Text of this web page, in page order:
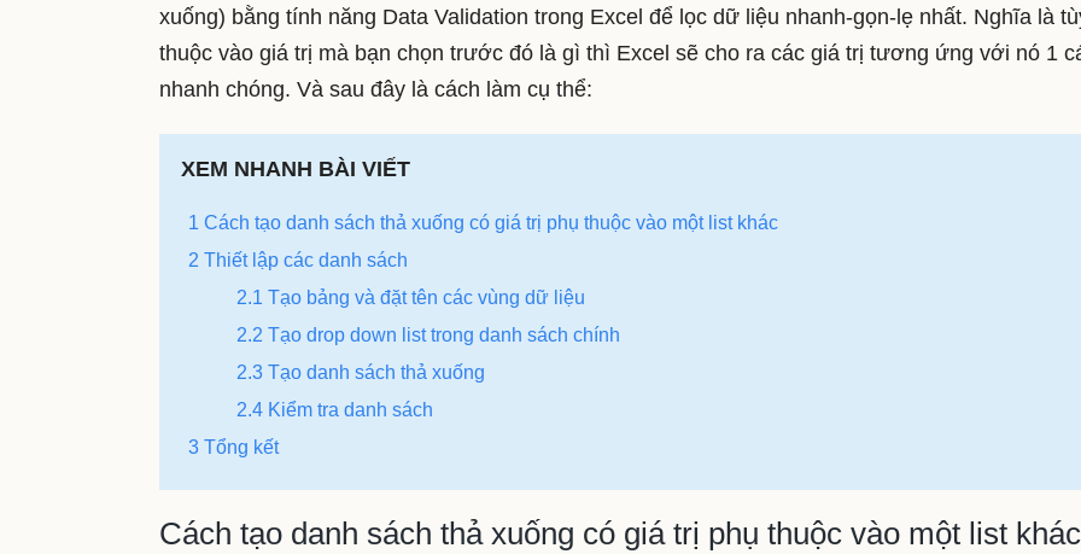
xuống) bằng tính năng Data Validation trong Excel để lọc dữ liệu nhanh-gọn-lẹ nhất. Nghĩa là
thuộc vào giá trị mà bạn chọn trước đó là gì thì Excel sẽ cho ra các giá trị tương ứng với nó 1
nhanh chóng. Và sau đây là cách làm cụ thể:
XEM NHANH BÀI VIẾT
1 Cách tạo danh sách thả xuống có giá trị phụ thuộc vào một list khác
2 Thiết lập các danh sách
2.1 Tạo bảng và đặt tên các vùng dữ liệu
2.2 Tạo drop down list trong danh sách chính
2.3 Tạo danh sách thả xuống
2.4 Kiểm tra danh sách
3 Tổng kết
Cách tạo danh sách thả xuống có giá trị phụ thuộc vào một list khác